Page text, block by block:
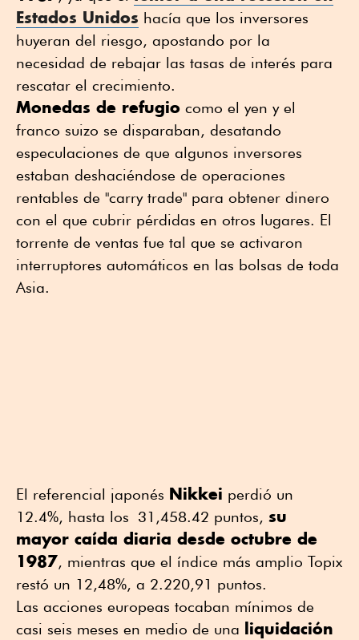
Estados Unidos hacía que los inversores
huyeran del riesgo, apostando por la
necesidad de rebajar las tasas de interés para
rescatar el crecimiento.
Monedas de refugio como el yen y el
franco suizo se disparaban, desatando
especulaciones de que algunos inversores
estaban deshaciéndose de operaciones
rentables de "carry trade" para obtener dinero
con el que cubrir pérdidas en otros lugares. El
torrente de ventas fue tal que se activaron
interruptores automáticos en las bolsas de toda
Asia.
El referencial japonés Nikkei perdió un
12.4%, hasta los 31,458.42 puntos, su
mayor caída diaria desde octubre de
1987, mientras que el índice más amplio Topix
restó un 12,48%, a 2.220,91 puntos.
Las acciones europeas tocaban mínimos de
casi seis meses en medio de una liquidación